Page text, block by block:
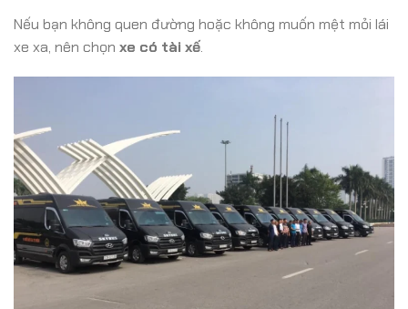
Nếu bạn không quen đường hoặc không muốn mệt mỏi lái
xe xa, nên chọn xe có tài xế.